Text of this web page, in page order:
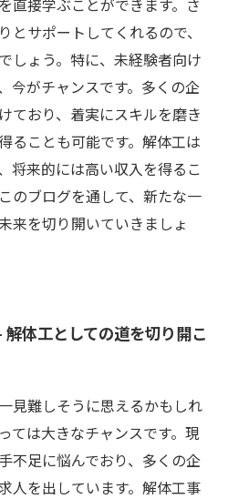
直接学ぶことができます。さ
とサポートしてくれるので、
しょう。特に、未経験者向け
今がチャンスです。多くの企
ており、着実にスキルを磨き
ることも可能です。解体工は
将来的には高い収入を得るこ
のブログを通して、新たな一
来を切り開いていきましょ
体工としての道を切り開こ
見難しそうに思えるかもしれ
ては大きなチャンスです。現
不足に悩んでおり、多くの企
人を出しています。解体工事